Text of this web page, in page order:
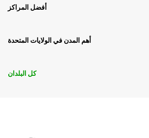
أفضل المراكز
أهم المدن في الولايات المتحدة
كل البلدان